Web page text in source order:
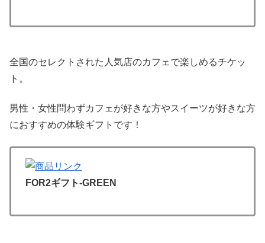
全国のセレクトされた人気店のカフェで楽しめるチケッ
ト。
男性・女性問わずカフェが好きな方やスイーツが好きな方
におすすめの体験ギフトです！
FOR2ギフト-GREEN